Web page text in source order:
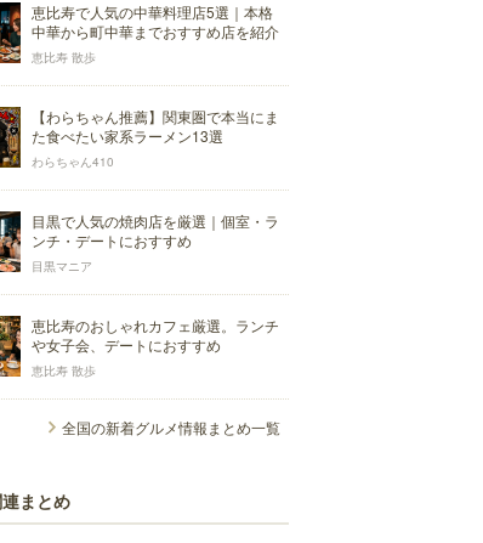
恵比寿で人気の中華料理店5選｜本格
中華から町中華までおすすめ店を紹介
恵比寿 散歩
【わらちゃん推薦】関東圏で本当にま
た食べたい家系ラーメン13選
わらちゃん410
目黒で人気の焼肉店を厳選｜個室・ラ
ンチ・デートにおすすめ
目黒マニア
恵比寿のおしゃれカフェ厳選。ランチ
や女子会、デートにおすすめ
恵比寿 散歩
全国の新着グルメ情報まとめ一覧
まとめ